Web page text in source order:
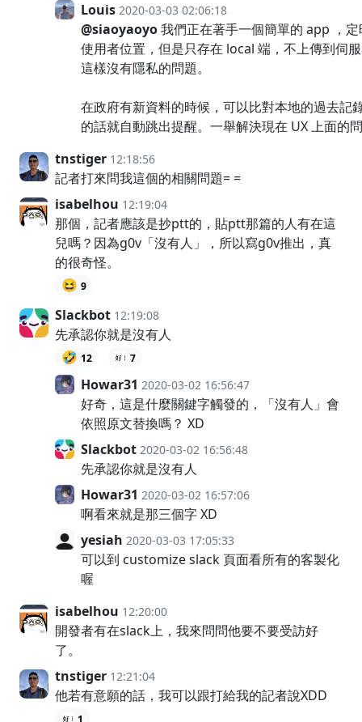
Louis 2020-03-03 02:06:18
@siaoyaoyo我們正在著手一個簡單的 app ，
使用者位置，但是只存在 local 端，不上傳到伺
這樣沒有隱私的問題。
在政府有新資料的時候，可以比對本地的過去記
的話就自動跳出提醒。一舉解決現在 UX 上面的
tnstiger 12:18:56
記者打來問我這個的相關問題= =
isabelhou 12:19:04
那個，記者應該是抄ptt的，貼ptt那篇的人有在這
兒嗎？因為g0v「沒有人」，所以寫g0v推出，真
的很奇怪。
😆 9
Slackbot 12:19:08
先承認你就是沒有人
🤣 12 7
Howar31 2020-03-02 16:56:47
好奇，這是什麼關鍵字觸發的，「沒有人」會
依照原文替換嗎？ XD
Slackbot 2020-03-02 16:56:48
先承認你就是沒有人
Howar31 2020-03-02 16:57:06
啊看來就是那三個字 XD
yesiah 2020-03-03 17:05:33
可以到 customize slack 頁面看所有的客製化
喔
isabelhou 12:20:00
開發者有在slack上，我來問問他要不要受訪好
了。
tnstiger 12:21:04
他若有意願的話，我可以跟打給我的記者說XDD
1